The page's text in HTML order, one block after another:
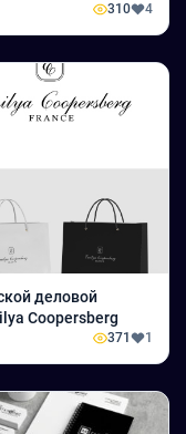
310 4
деловой
Coopersberg
371 1